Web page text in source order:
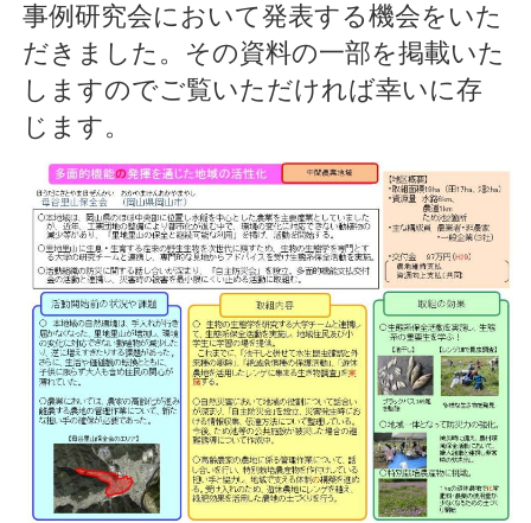
事例研究会において発表する機会をいた
だきました。その資料の一部を掲載いた
しますのでご覧いただければ幸いに存
じます。